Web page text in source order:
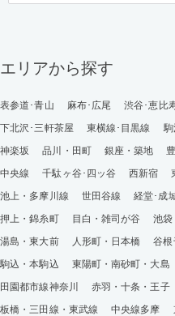
エリアから探す
表参道･青山 麻布･広尾 渋谷･恵比
下北沢･三軒茶屋
東横線･目黒線 駒
神楽坂
品川・田町 銀座・築地
中央線
千駄ヶ谷･四ッ谷 西新宿
池上・多摩川線
世田谷線 経堂･成
押上・錦糸町
目白・雑司が谷 池袋
湯島・東大前
人形町・日本橋 谷根
駒込・本駒込
東陽町・南砂町・大島
田園都市線神奈川
赤羽・十条・王子
板橋・三田線・東武線
中央線多摩